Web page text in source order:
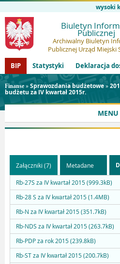
wysoki
Biuletyn
Publicznej
Archiwalny Biuletyn
Publicznej Urząd Miejski
BIP
Statystyki Deklaracja
Finanse »Sprawozdania budżetowe»
budżetu za IV kwartał 2015r.
MENU
Załączniki (7) Metadane
Rb-27S za IV kwartał 2015 (999.3kB)
Rb-28 S za IV kwartał 2015 (1.4MB)
Rb-N za IV kwartał 2015 (351.7kB)
Rb-NDS za IV kwartał 2015 (263.7kB)
Rb-PDP za rok 2015 (239.8kB)
Rb-ST za IV kwartał 2015 (200.7kB)